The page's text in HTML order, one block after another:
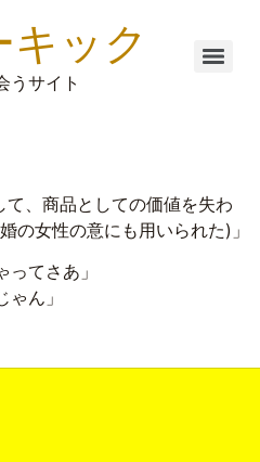
ック
うサイト
て、商品としての価値を失わ
の女性の意にも用いられた)」
ってさあ」
ゃん」